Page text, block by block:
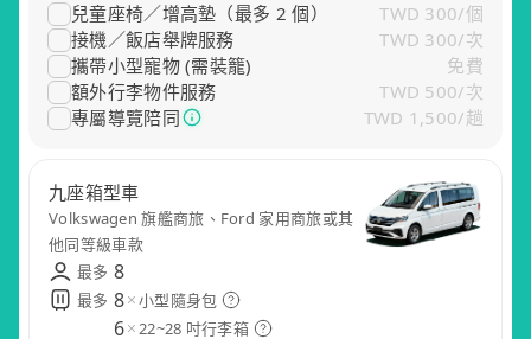
兒童座椅／增高墊（最多 2 個）
TWD 300/個
接機／飯店舉牌服務
TWD 300/次
攜帶小型寵物 (需裝籠)
免費
額外行李物件服務
TWD 500/次
專屬導覽陪同
TWD 1,500/趟
五座小轎車
Toyota Altis 舒適轎車或其他同等級車款
最多 8
最多 8 小型隨身包
6 22~28 吋行李箱
五座休旅車
Toyota Corolla Cross、RAV4 運動休旅或其
他同等車款
最多 8
最多 8 小型隨身包
6 22~28 吋行李箱
九座箱型車
Volkswagen 旗艦商旅、Ford 家用商旅或其
他同等級車款
最多 8
最多 8 小型隨身包
6 22~28 吋行李箱
尊榮轎車
Mercedes-Benz E-Class、BMW 5 Series 等
同級車款
最多 8
最多 8 小型隨身包
6 22~28 吋行李箱
尊榮商務
Toyota Alphard、Lexus LM 或其他同等級車
款
最多 8
最多 8 小型隨身包
6 22~28 吋行李箱
保母車
Volkswagen Crafter 或其他同等級車款
最多 8
最多 8 小型隨身包
6 22~28 吋行李箱
無障礙車
Volkswagen Caddy 無障礙版或同級車款
最多 8
最多 8 小型隨身包
6 22~28 吋行李箱